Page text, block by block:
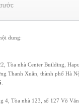
dung:
Tòa nhà Center Building,
Thanh Xuân, thành phố Hà
4, Tòa nhà 123, số 127 Võ